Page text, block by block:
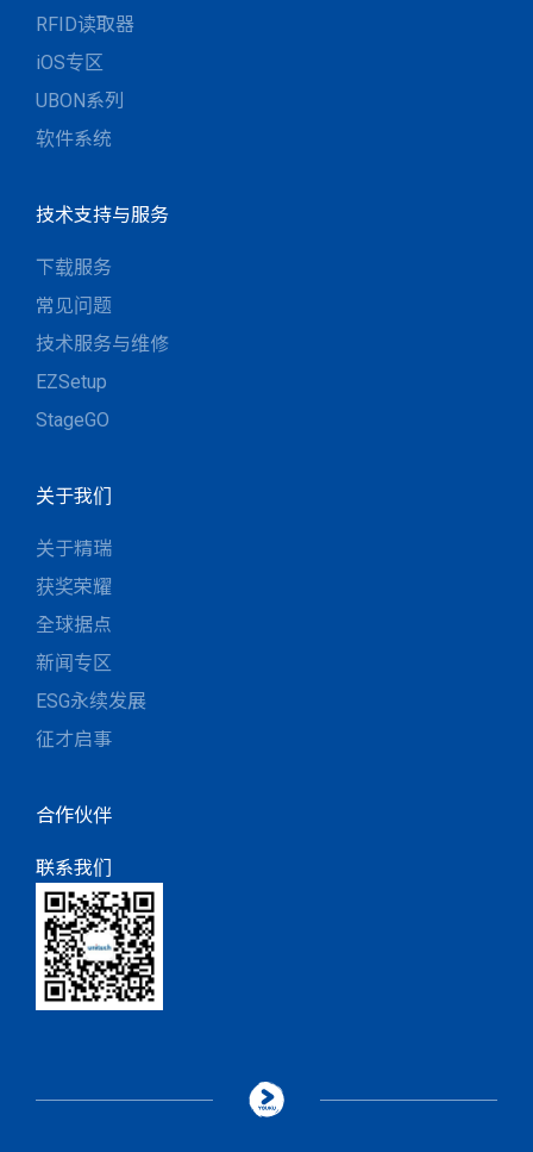
RFID读取器
iOS专区
UBON系列
软件系统
技术支持与服务
下载服务
常见问题
技术服务与维修
EZSetup
StageGO
关于我们
关于精瑞
获奖荣耀
全球据点
新闻专区
ESG永续发展
征才启事
合作伙伴
联系我们